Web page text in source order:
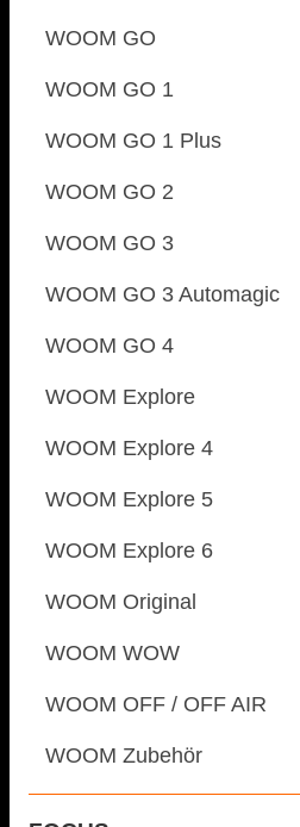
WOOM GO
WOOM GO 1
WOOM GO 1 Plus
WOOM GO 2
WOOM GO 3
WOOM GO 3 Automagic
WOOM GO 4
WOOM Explore
WOOM Explore 4
WOOM Explore 5
WOOM Explore 6
WOOM Original
WOOM WOW
WOOM OFF / OFF AIR
WOOM Zubehör